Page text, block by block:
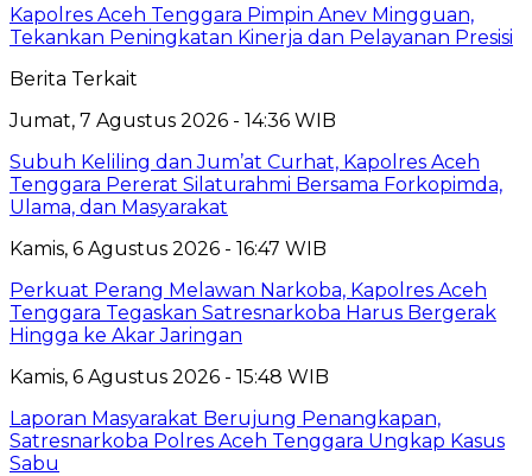
Kapolres Aceh Tenggara Pimpin Anev Mingguan,
Tekankan Peningkatan Kinerja dan Pelayanan Presisi
Berita Terkait
Jumat, 7 Agustus 2026 - 14:36 WIB
Subuh Keliling dan Jum’at Curhat, Kapolres Aceh
Tenggara Pererat Silaturahmi Bersama Forkopimda,
Ulama, dan Masyarakat
Kamis, 6 Agustus 2026 - 16:47 WIB
Perkuat Perang Melawan Narkoba, Kapolres Aceh
Tenggara Tegaskan Satresnarkoba Harus Bergerak
Hingga ke Akar Jaringan
Kamis, 6 Agustus 2026 - 15:48 WIB
Laporan Masyarakat Berujung Penangkapan,
Satresnarkoba Polres Aceh Tenggara Ungkap Kasus
Sabu